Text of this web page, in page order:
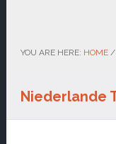
YOU ARE HERE: HOME /
Niederlande